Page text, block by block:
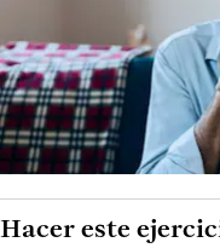
Hacer este